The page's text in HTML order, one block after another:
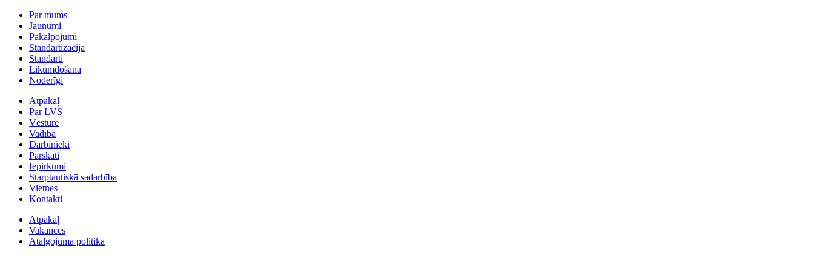
Par mums
Jaunumi
Pakalpojumi
Standartizācija
Standarti
Likumdošana
Noderīgi
Atpakaļ
Par LVS
Vēsture
Vadība
Darbinieki
Pārskati
Iepirkumi
Starptautiskā sadarbība
Vietnes
Kontakti
Atpakaļ
Vakances
Atalgojuma politika